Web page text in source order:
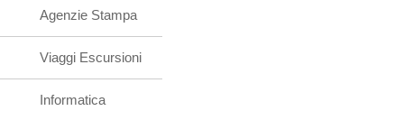
Agenzie Stampa
Viaggi Escursioni
Informatica